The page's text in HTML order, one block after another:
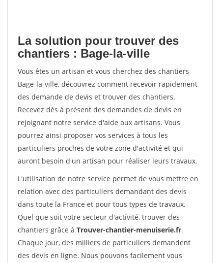
La solution pour trouver des
chantiers : Bage-la-ville
Vous êtes un artisan et vous cherchez des chantiers
Bage-la-ville, découvrez comment recevoir rapidement
des demande de devis et trouver des chantiers.
Recevez dès à présent des demandes de devis en
rejoignant notre service d'aide aux artisans. Vous
pourrez ainsi proposer vos services à tous les
particuliers proches de votre zone d'activité et qui
auront besoin d'un artisan pour réaliser leurs travaux.
L'utilisation de notre service permet de vous mettre en
relation avec des particuliers demandant des devis
dans toute la France et pour tous types de travaux.
Quel que soit votre secteur d'activité, trouver des
chantiers grâce à Trouver-chantier-menuiserie.fr.
Chaque jour, des milliers de particuliers demandent
des devis en ligne. Nous pouvons facilement vous